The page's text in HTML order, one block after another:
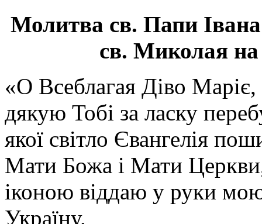
Молитва св. Папи
св. Миколая на
«О Всеблагая Діво
дякую Тобі за ласку
якої світло Євангелія
Мати Божа і Мати
іконою віддаю у руки
Україну.